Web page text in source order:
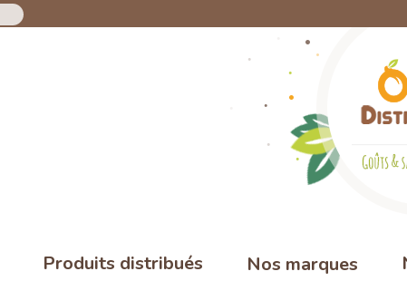
Produits distribués Nos marques